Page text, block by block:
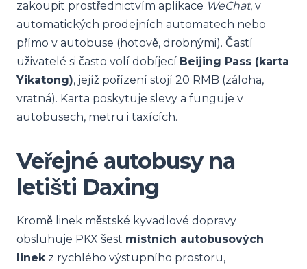
zakoupit prostřednictvím aplikace WeChat, v
automatických prodejních automatech nebo
přímo v autobuse (hotově, drobnými). Častí
uživatelé si často volí dobíjecí Beijing Pass (karta
Yikatong), jejíž pořízení stojí 20 RMB (záloha,
vratná). Karta poskytuje slevy a funguje v
autobusech, metru i taxících.
Veřejné autobusy na
letišti Daxing
Kromě linek městské kyvadlové dopravy
obsluhuje PKX šest místních autobusových
linekz rychlého výstupního prostoru,